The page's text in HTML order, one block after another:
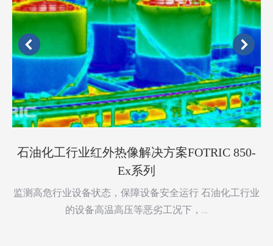
石油化工行业红外热像解决方案FOTRIC 850-
Ex系列
监测高危行业设备状态，保障设备安全运行 石油化工行业
的设备高温高压等恶劣工况下，…